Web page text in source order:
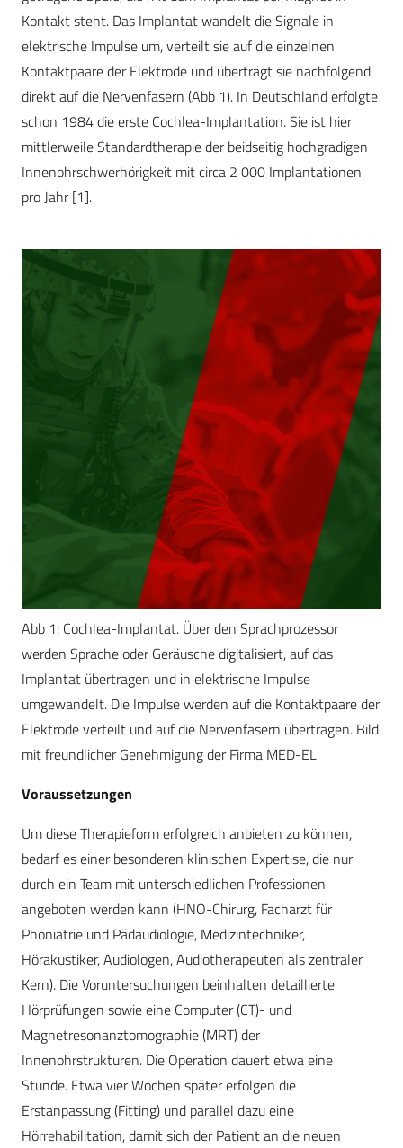
Kontakt steht. Das Implantat wandelt die Signale in
elektrische Impulse um, verteilt sie auf die einzelnen
Kontaktpaare der Elektrode und überträgt sie nachfolgend
direkt auf die Nervenfasern (Abb 1). In Deutschland erfolgte
schon 1984 die erste Cochlea-Implantation. Sie ist hier
mittlerweile Standardtherapie der beidseitig hochgradigen
Innenohrschwerhörigkeit mit circa 2 000 Implantationen
pro Jahr [1].
Abb 1: Cochlea-Implantat. Über den Sprachprozessor
werden Sprache oder Geräusche digitalisiert, auf das
Implantat übertragen und in elektrische Impulse
umgewandelt. Die Impulse werden auf die Kontaktpaare der
Elektrode verteilt und auf die Nervenfasern übertragen. Bild
mit freundlicher Genehmigung der Firma MED-EL
Voraussetzungen
Um diese Therapieform erfolgreich anbieten zu können,
bedarf es einer besonderen klinischen Expertise, die nur
durch ein Team mit unterschiedlichen Professionen
angeboten werden kann (HNO-Chirurg, Facharzt für
Phoniatrie und Pädaudiologie, Medizintechniker,
Hörakustiker, Audiologen, Audiotherapeuten als zentraler
Kern). Die Voruntersuchungen beinhalten detaillierte
Hörprüfungen sowie eine Computer (CT)- und
Magnetresonanztomographie (MRT) der
Innenohrstrukturen. Die Operation dauert etwa eine
Stunde. Etwa vier Wochen später erfolgen die
Erstanpassung (Fitting) und parallel dazu eine
Hörrehabilitation, damit sich der Patient an die neuen